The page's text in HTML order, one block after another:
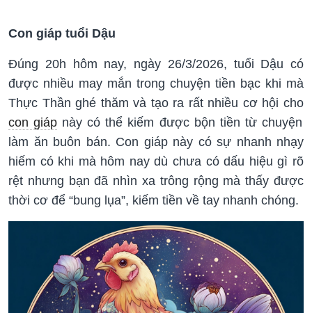
Con giáp tuổi Dậu
Đúng 20h hôm nay, ngày 26/3/2026, tuổi Dậu có
được nhiều may mắn trong chuyện tiền bạc khi mà
Thực Thần ghé thăm và tạo ra rất nhiều cơ hội cho
con giáp này có thể kiếm được bộn tiền từ chuyện
làm ăn buôn bán. Con giáp này có sự nhanh nhạy
hiếm có khi mà hôm nay dù chưa có dấu hiệu gì rõ
rệt nhưng bạn đã nhìn xa trông rộng mà thấy được
thời cơ để “bung lụa”, kiếm tiền về tay nhanh chóng.